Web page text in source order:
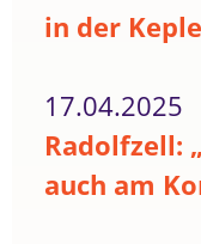
in der
17.04.2025
Radolfzell:
auch am